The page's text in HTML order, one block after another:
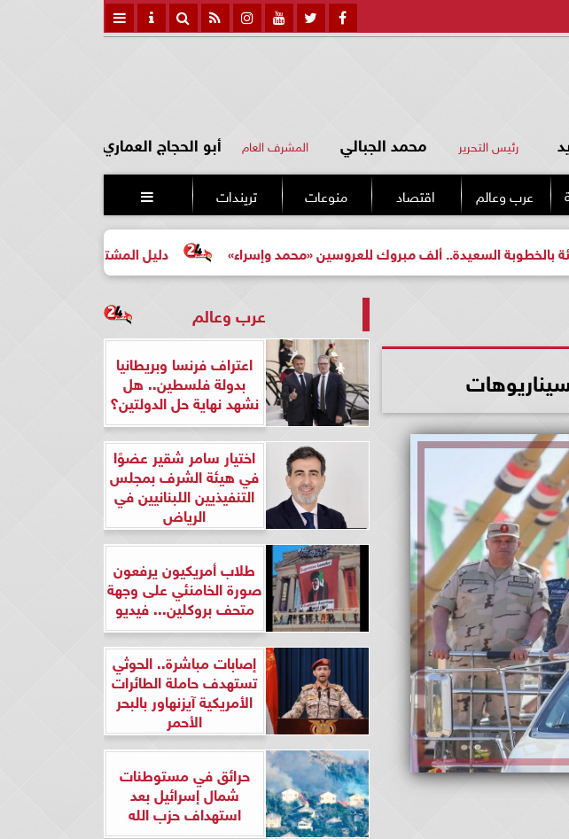
رئيس التحرير محمد الجبالي المشرف العام أبو الحجاج العماري
عرب وعالم اقتصاد منوعات تريندات 
دليل المشتري لأول مرة لاختيار مشروع السعيدة.. ألف مبروك للعروسين «محمد وإسراء»
عرب وعالم
اعتراف فرنسا وبريطانيا
بدولة فلسطين.. هل
نشهد نهاية حل الدولتين؟
اختيار سامر شقير عضوًا
في هيئة الشرف بمجلس
التنفيذيين اللبنانيين في
الرياض
طلاب أمريكيون يرفعون
صورة الخامنئي على وجهة
متحف بروكلين... فيديو
إصابات مباشرة.. الحوثي
تستهدف حاملة الطائرات
الأمريكية آيزنهاور بالبحر
الأحمر
حرائق في مستوطنات
شمال إسرائيل بعد
استهداف حزب الله